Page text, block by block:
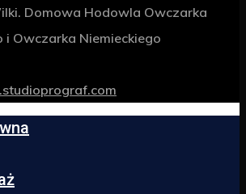
Domowa Hodowla Owczarka
i Owczarka Niemieckiego